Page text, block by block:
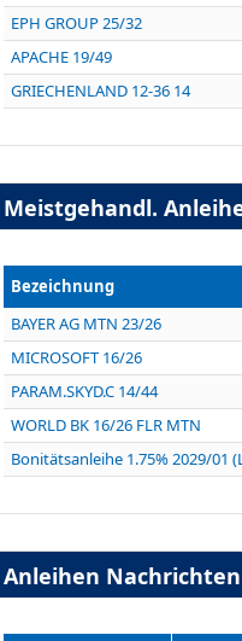
EPH GROUP 25/32
APACHE 19/49
GRIECHENLAND 12-36 14
Meistgehandl.
Bezeichnung
BAYER AG MTN 23/26
MICROSOFT 16/26
PARAM.SKYD.C 14/44
WORLD BK 16/26 FLR MTN
Bonitätsanleihe 1.75% 2029/01
Anleihen Nachrichten